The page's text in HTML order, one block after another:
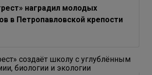
наградил молодых
в Петропавловской крепости